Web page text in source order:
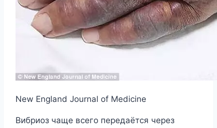
New England Journal of Medicine
Вибриоз чаще всего передаётся через